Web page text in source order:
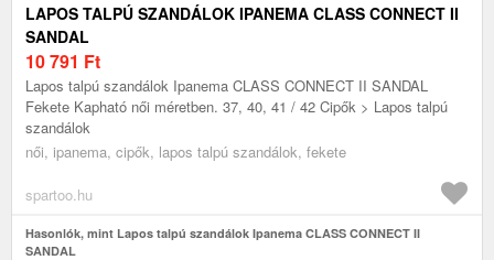
LAPOS TALPÚ SZANDÁLOK IPANEMA CLASS CONNECT II
SANDAL
10 791 Ft
Lapos talpú szandálok Ipanema CLASS CONNECT II SANDAL
Fekete Kapható női méretben. 37, 40, 41 / 42 Cipők > Lapos talpú
szandálok
női, ipanema, cipők, lapos talpú szandálok, fekete
spartoo.hu
Hasonlók, mint Lapos talpú szandálok Ipanema CLASS CONNECT II
SANDAL